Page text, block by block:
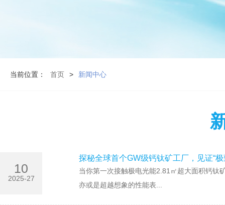
当前位置： 首页 > 新闻中心
10
2025-27
探秘全球首个GW级钙钛矿工厂，见证“
当你第一次接触极电光能2.81㎡超大面积钙钛
亦或是超越想象的性能表...